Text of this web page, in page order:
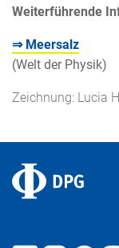
Weiterführende
⇒ Meersalz
(Welt der Physik)
Zeichnung: Lucia